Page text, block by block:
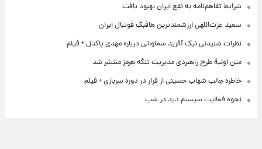
شرایط تفاهم‌نامه به نفع ایران بهبود یافت
سعید عزت‌اللهی ارزشمندترین هافبک فوتبال ایران
نظرات شنیدنی نیک آفرید سماواتی درباره مهدی پاکدل + فیلم
متن اولیۀ طرح راهبردی مدیریت تنگه هرمز منتشر شد
خاطره جالب شهاب حسینی از فرار در دوره سربازی + فیلم
نحوه فعالیت سیستم دید در شب